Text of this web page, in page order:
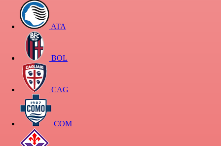
ATA
BOL
CAG
COM